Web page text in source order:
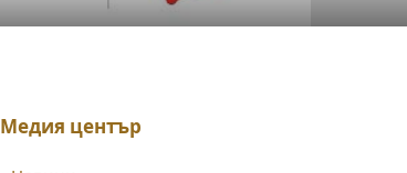
Медия център